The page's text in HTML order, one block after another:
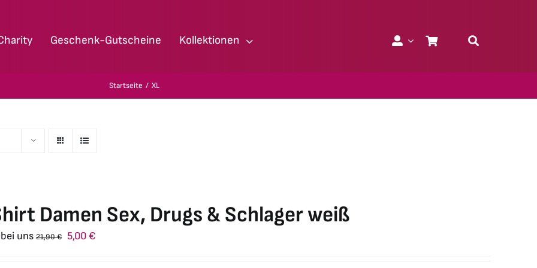
Geschenk-Gutscheine Kollektionen
Startseite XL
Damen Sex, Drugs & Schlager weiß
uns 21,90€
Ursprünglicher
5,00 €Aktueller